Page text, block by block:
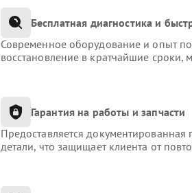
Бесплатная диагностика и
Современное оборудование и опыт
восстановление в кратчайшие сроки,
Гарантия на работы и запчасти
Предоставляется
детали, что защищает клиента от